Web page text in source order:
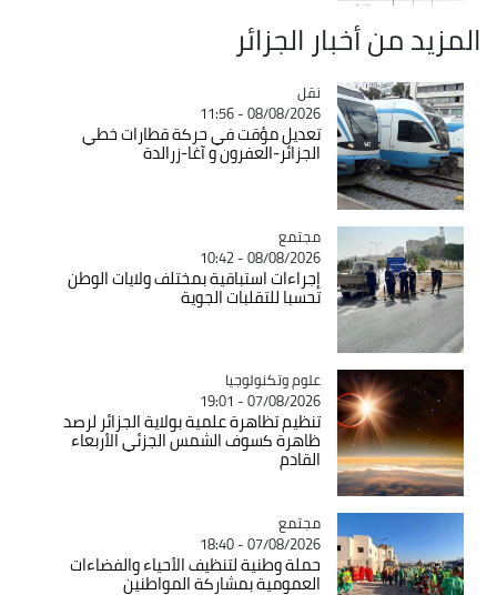
المزيد من أخبار الجزائر
Catégorie
نقل
08/08/2026 - 11:56
تعديل مؤقت في حركة قطارات خطي
الجزائر-العفرون و آغا-زرالدة
Catégorie
مجتمع
08/08/2026 - 10:42
إجراءات استباقية بمختلف ولايات الوطن
تحسبا للتقلبات الجوية
Catégorie
علوم وتكنولوجيا
07/08/2026 - 19:01
تنظيم تظاهرة علمية بولاية الجزائر لرصد
ظاهرة كسوف الشمس الجزئي الأربعاء
القادم
Catégorie
مجتمع
07/08/2026 - 18:40
حملة وطنية لتنظيف الأحياء والفضاءات
العمومية بمشاركة المواطنين